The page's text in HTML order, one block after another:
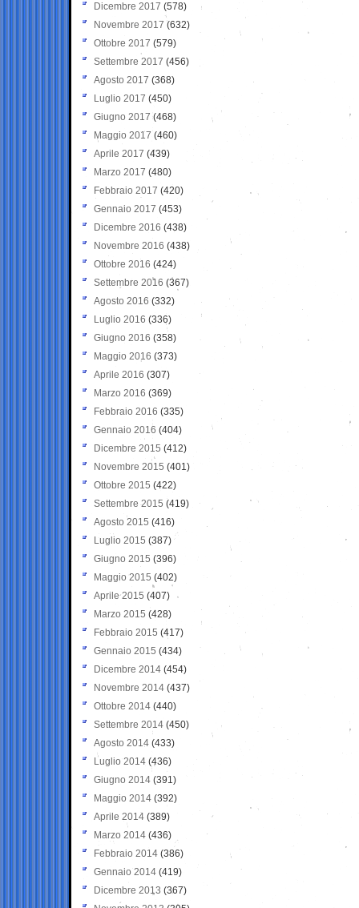
Dicembre 2017 (578)
Novembre 2017 (632)
Ottobre 2017 (579)
Settembre 2017 (456)
Agosto 2017 (368)
Luglio 2017 (450)
Giugno 2017 (468)
Maggio 2017 (460)
Aprile 2017 (439)
Marzo 2017 (480)
Febbraio 2017 (420)
Gennaio 2017 (453)
Dicembre 2016 (438)
Novembre 2016 (438)
Ottobre 2016 (424)
Settembre 2016 (367)
Agosto 2016 (332)
Luglio 2016 (336)
Giugno 2016 (358)
Maggio 2016 (373)
Aprile 2016 (307)
Marzo 2016 (369)
Febbraio 2016 (335)
Gennaio 2016 (404)
Dicembre 2015 (412)
Novembre 2015 (401)
Ottobre 2015 (422)
Settembre 2015 (419)
Agosto 2015 (416)
Luglio 2015 (387)
Giugno 2015 (396)
Maggio 2015 (402)
Aprile 2015 (407)
Marzo 2015 (428)
Febbraio 2015 (417)
Gennaio 2015 (434)
Dicembre 2014 (454)
Novembre 2014 (437)
Ottobre 2014 (440)
Settembre 2014 (450)
Agosto 2014 (433)
Luglio 2014 (436)
Giugno 2014 (391)
Maggio 2014 (392)
Aprile 2014 (389)
Marzo 2014 (436)
Febbraio 2014 (386)
Gennaio 2014 (419)
Dicembre 2013 (367)